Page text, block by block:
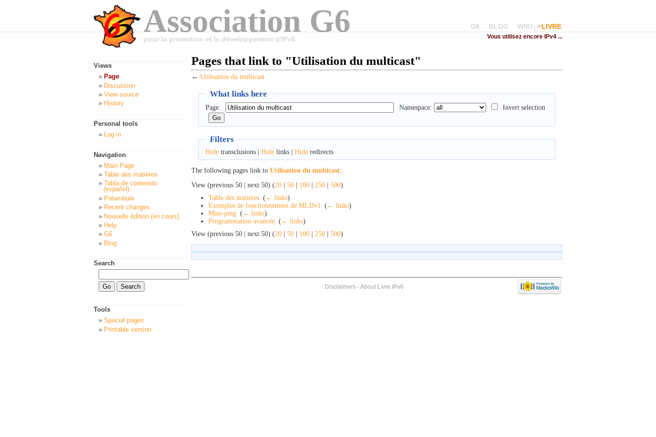
Association G6
pour la promotion et le développement d'IPv6
G6 BLOG WIKI LIVRE
Vous utilisez encore IPv4 ...
Pages that link to "Utilisation du multicast"
← Utilisation du multicast
What links here
Page: Namespace: Invert selection
Filters
Hidetransclusions | Hidelinks | Hideredirects
The following pages link to Utilisation du multicast:
View (previous 50 | next 50) (20 | 50 | 100 | 250 | 500)
Table des matières ( ← links)
Exemples de fonctionnement de MLDv1
( ← links)
Mini-ping ( ← links)
Programmation avancée ( ← links)
View (previous 50 | next 50) (20 | 50 | 100 | 250 | 500)
Views
Page
Discussion
View source
History
Personal tools
Log in
Navigation
Main Page
Table des matières
Tabla de contenido
(español)
Préambule
Recent changes
Nouvelle édition (en cours)
Help
G6
Blog
Search
Tools
Special pages
Printable version
Disclaimers-About Livre IPv6